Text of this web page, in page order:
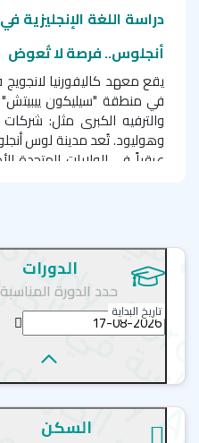
دراسة اللغة الإنجليزية
أنجلوس.. فرصة لا تُعوض
يقع معهد كاليفورنيا
في منطقة "سيليكون ييبيتش"
والترفيه الكبرى مثل:
وهوليود. تُعد مدينة لوس
عرقياً في الولايات المتحدة
دورات اللغة الانجليزية
سات للقبولات
دورة اللغة الإنجليزية
دورة اللغة الإنجليزية
دورة الإعداد لامتحان
الدورة المكثفة في
الدورات
حدد الدورة
تاريخ البداية
السكن